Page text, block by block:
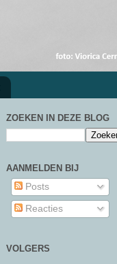
ZOEKEN IN DEZE BLOG
AANMELDEN BIJ
Posts
Reacties
VOLGERS